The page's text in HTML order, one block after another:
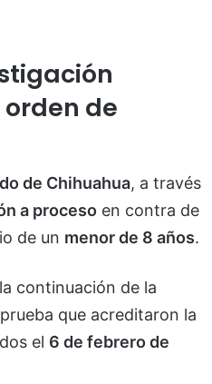
de
de Chihuahua, a través
a proceso en contra de
de un menor de 8 años.
continuación de la
que acreditaron la
el 6 de febrero de